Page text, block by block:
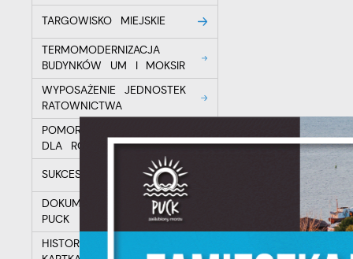
TARGOWISKO MIEJSKIE
TERMOMODERNIZACJA
BUDYNKÓW UM I MOKSIR
WYPOSAŻENIE JEDNOSTEK
RATOWNICTWA
POMORSKIE PARTNERSTWO
DLA ROZWOJU E-USŁUG
SUKCES W PRZEDSZKOLU
DOKUMENTACJA MARINA
PUCK
HISTORIA PUCKA NA